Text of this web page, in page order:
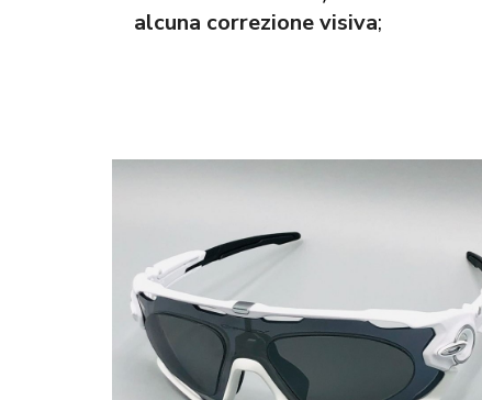
alcuna correzione visiva;